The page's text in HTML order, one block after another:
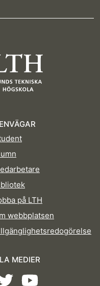
på LTH
webbplatsen
MEDIER
Youtube